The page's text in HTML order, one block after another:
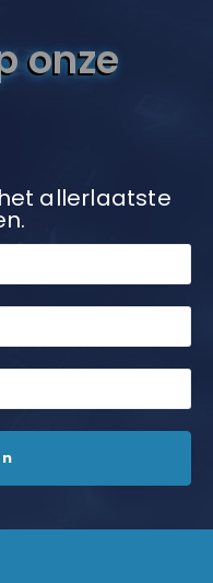
onze
allerlaatste